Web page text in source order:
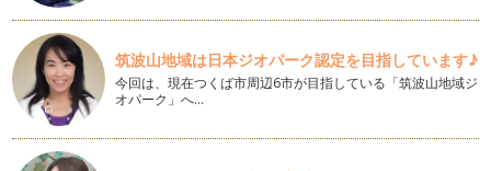
働くママの悩み⑱『心折れそうになる瞬間の１つ、子どもの病
気』
突然かかってくる保育園からの呼び出し電話。 朝起きてきた
子どもの様子がどうもいつも…
働くママの悩み⑰『復職！保育園スタート！で感じる罪悪感の
正体とは』
筑波山地域は日本ジオパーク認定を目指しています♪
今回は、現在つくば市周辺6市が目指している「筑波山地域ジ
オパーク」へ…